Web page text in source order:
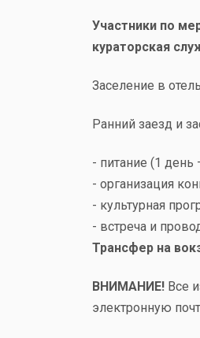
Участники по
кураторская
Заселение в
Ранний заезд и
- питание (1 день
- организация
- культурная
- встреча и
Трансфер на
ВНИМАНИЕ! Все
электронную